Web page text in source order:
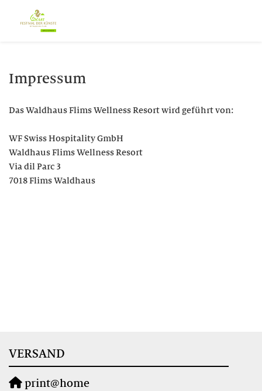
Impressum
Das Waldhaus Flims Wellness Resort wird geführt von:
WF Swiss Hospitality GmbH
Waldhaus Flims Wellness Resort
Via dil Parc 3
7018 Flims Waldhaus
VERSAND
print@home